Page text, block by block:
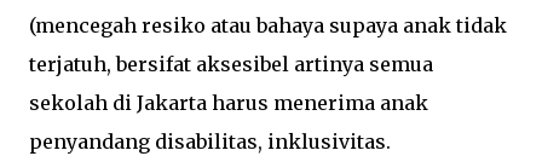
(mencegah resiko atau bahaya supaya anak tidak
terjatuh, bersifat aksesibel artinya semua
sekolah di Jakarta harus menerima anak
penyandang disabilitas, inklusivitas.